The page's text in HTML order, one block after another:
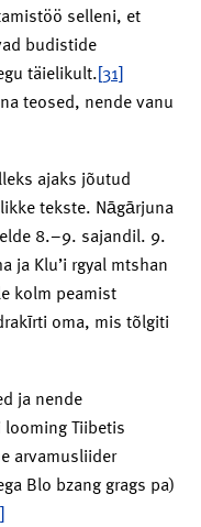
selleni, et
budistide
täielikult.[31]
teosed, nende vanu
ajaks jõutud
tekste. Nāgārjuna
8.–9. sajandil. 9.
ja Klu’i rgyal mtshan
kolm peamist
oma, mis tõlgiti
ja nende
Tiibetis
arvamusliider
Blo bzang grags pa)